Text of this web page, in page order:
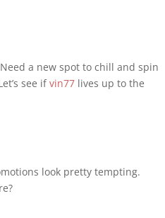
a new spot to chill and spin
see ifvin77 lives up to the
look pretty tempting.